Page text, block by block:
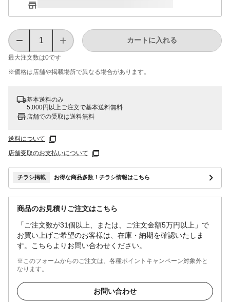
最大注文数は0です
カートに入れる
※価格は​店舗や​掲載場所で​異なる​場合が​あります。
基本送料のみ
5,000円以上ご注文で基本送料無料
店舗での受取は送料無料
送料について
店舗受取のお支払いについて
チラシ掲載 お得な商品多数！チラシ情報はこちら
商品のお見積りご注文はこちら
「ご注文数が31個以上、または、ご注文金額5万円以上」で
お買い上げご希望のお客様は、在庫・納期を確認いたしま
す。こちらよりお問い合わせください。
※このフォームからのご注文は、各種ポイントキャンペーン対象外と
なります。
お問い合わせ